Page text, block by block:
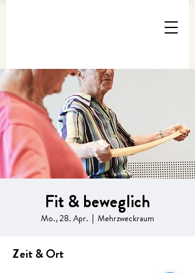
Fit & beweglich
Mo., 28. Apr.
  |
Mehrzweckraum
Zeit & Ort